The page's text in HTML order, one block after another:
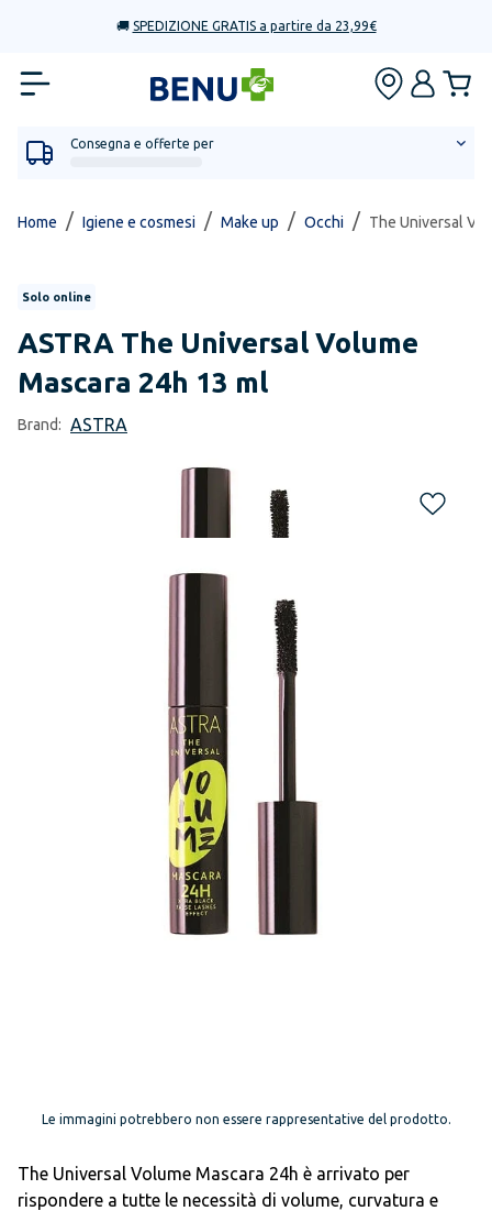
🚚 SPEDIZIONE GRATIS a partire da 23,99€
Consegna e offerte per
Home / Igiene e cosmesi / Make up / Occhi / The Universal
Solo online
ASTRA The Universal Volume
Mascara 24h 13 ml
Brand: ASTRA
Le immagini potrebbero non essere rappresentative del prodotto.
The Universal Volume Mascara 24h è arrivato per
rispondere a tutte le necessità di volume, curvatura e